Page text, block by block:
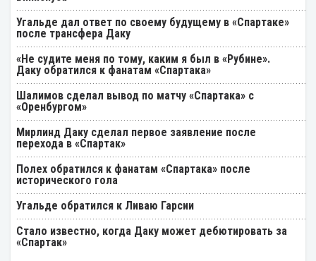
Угальде дал ответ по своему будущему в «Спартаке»
после трансфера Даку
«Не судите меня по тому, каким я был в «Рубине».
Даку обратился к фанатам «Спартака»
Шалимов сделал вывод по матчу «Спартака» с
«Оренбургом»
Мирлинд Даку сделал первое заявление после
перехода в «Спартак»
Полех обратился к фанатам «Спартака» после
исторического гола
Угальде обратился к Ливаю Гарсии
Стало известно, когда Даку может дебютировать за
«Спартак»